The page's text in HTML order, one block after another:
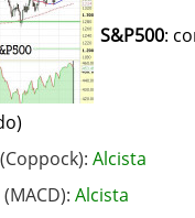
S&P500:
Alcista
Alcista